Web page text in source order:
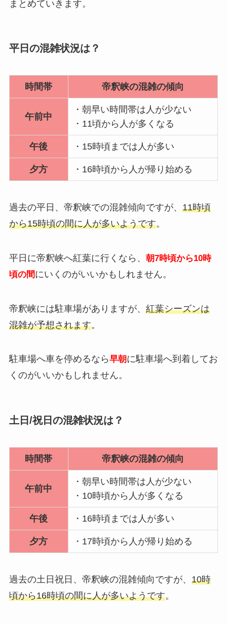
まとめていきます。
平日の混雑状況は？
時間帯 帝釈峡の混雑の傾向
午前中
・朝早い時間帯は人が少ない
・11頃から人が多くなる
午後 ・15時頃までは人が多い
夕方 ・16時頃から人が帰り始める
過去の平日、帝釈峡での混雑傾向ですが、 11時頃
から15時頃の間に人が多いようです。
平日に帝釈峡へ紅葉に行くなら、 朝7時頃から10時
頃の間にいくのがいいかもしれません。
帝釈峡には駐車場がありますが、 紅葉シーズンは
混雑が予想されます。
駐車場へ車を停めるなら早朝に駐車場へ到着してお
くのがいいかもしれません。
土日/祝日の混雑状況は？
時間帯 帝釈峡の混雑の傾向
午前中
・朝早い時間帯は人が少ない
・10時頃から人が多くなる
午後 ・16時頃までは人が多い
夕方 ・17時頃から人が帰り始める
過去の土日祝日、帝釈峡の混雑傾向ですが、 10時
頃から16時頃の間に人が多いようです。